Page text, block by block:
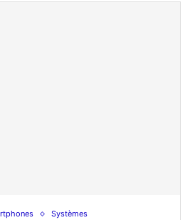
Systèmes